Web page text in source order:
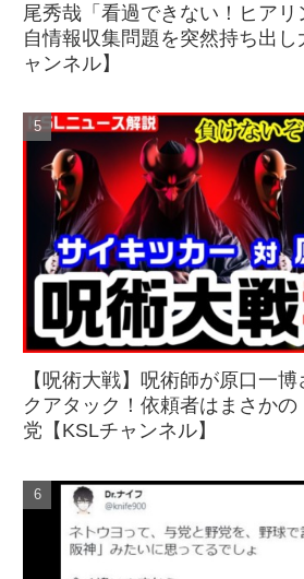
尾秀哉「看過できない！ヒア
自情報収集問題を突然持ち出
ャンネル】
【呪術大戦】呪術師が原口一
クアタック！依頼者はまさか
党【KSLチャンネル】